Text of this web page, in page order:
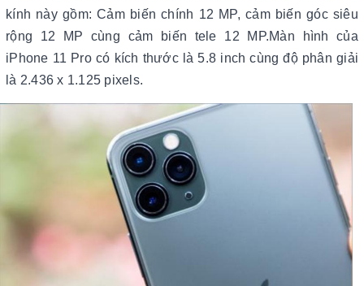
kính này gồm: Cảm biến chính 12 MP, cảm biến góc siêu
rộng 12 MP cùng cảm biến tele 12 MP.Màn hình của
iPhone 11 Pro có kích thước là 5.8 inch cùng độ phân giải
là 2.436 x 1.125 pixels.